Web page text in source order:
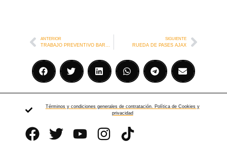
ANTERIOR SIGUIENTE
RUEDA DE PASES AJAX
Términos y condiciones generales de contratación. Política de Cookies y
privacidad